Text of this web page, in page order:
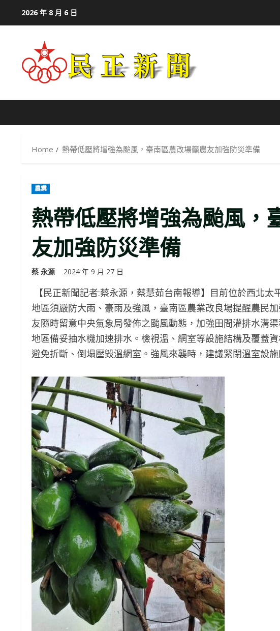
2026 年 8 月 6 日
Home 熱帶低壓將增強為颱風，臺南區農改場籲農友加強防災準備
農業
熱帶低壓將增強為颱風，
友加強防災準備
蔡 永源 2024 年 9 月 27 日
【民正新聞記者:蔡永源，蔡慧茹台南報導】目前位於西北
地區須嚴防大雨、豪雨及強風，臺南區農業改良場提醒農民
友隨時留意中央氣象局發佈之颱風動態，加強田間灌排水溝
地區備妥抽水機加速排水。檢視溫、網室等設施結構及覆蓋
避免折斷、倒塌壓毀溫網室。強風來襲時，建議緊閉溫室設